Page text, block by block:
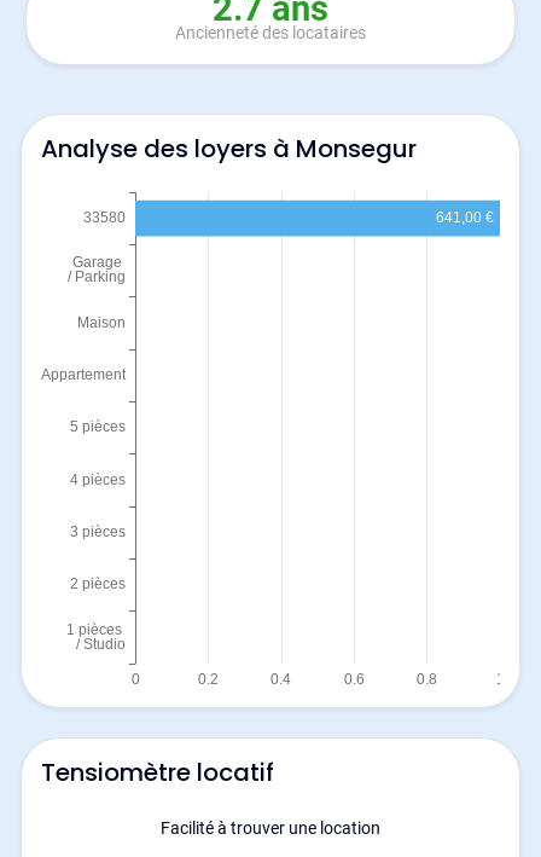
2.7 ans
Ancienneté des locataires
Analyse des loyers à Monsegur
Tensiomètre locatif
Facilité à trouver une location